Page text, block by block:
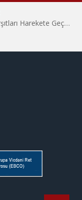
Hiroşima’nın 81. Yılında İtalyan Savaş Karşıtları Harekete Geçti: “Hatırlamak yeterli değil”